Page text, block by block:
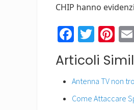
CHIP hanno
Fa
ce
b
o
ok
T
wi
tt
er
Pi
er
es
t
Articoli
Antenna TV non
Come Attaccare